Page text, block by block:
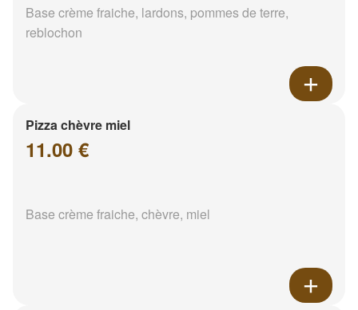
Base crème fraiche, lardons, pommes de terre,
reblochon
Pizza chèvre miel
11.00 €
Base crème fraiche, chèvre, miel